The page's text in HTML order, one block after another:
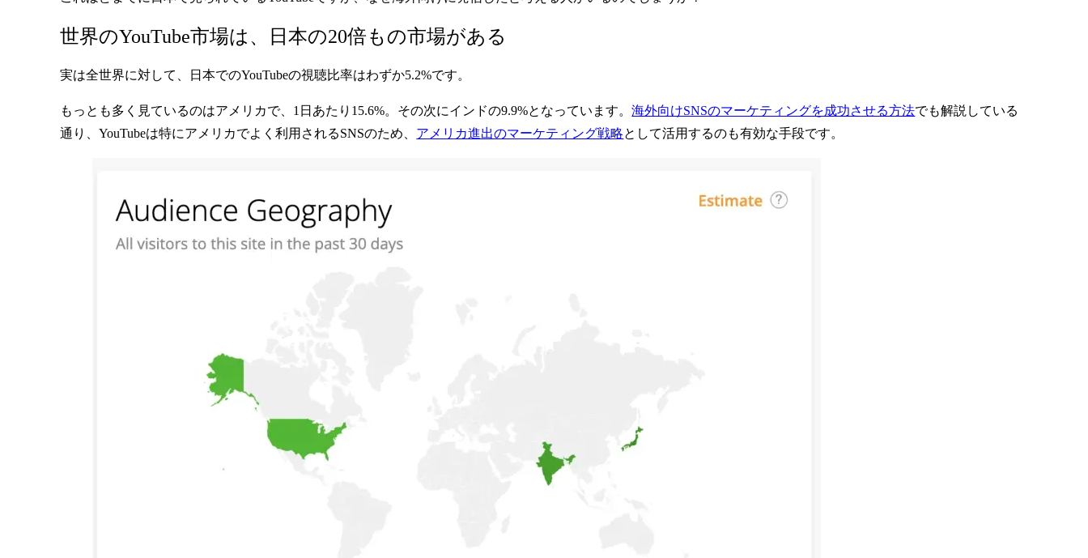
世界のYouTube市場は、日本の20倍もの市場がある
実は全世界に対して、日本でのYouTubeの視聴比率はわずか5.2%です。
もっとも多く見ているのはアメリカで、1日あたり15.6%。その次にインドの9.9%となっています。海外向けSNSのマーケティングを成功させる方法でも解説している
通り、YouTubeは特にアメリカでよく利用されるSNSのため、 アメリカ進出のマーケティング戦略として活用するのも有効な手段です。